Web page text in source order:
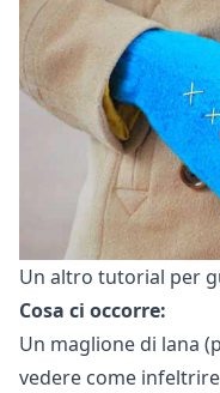
Un altro tutorial per
Cosa ci occorre:
Un maglione di lana
vedere come